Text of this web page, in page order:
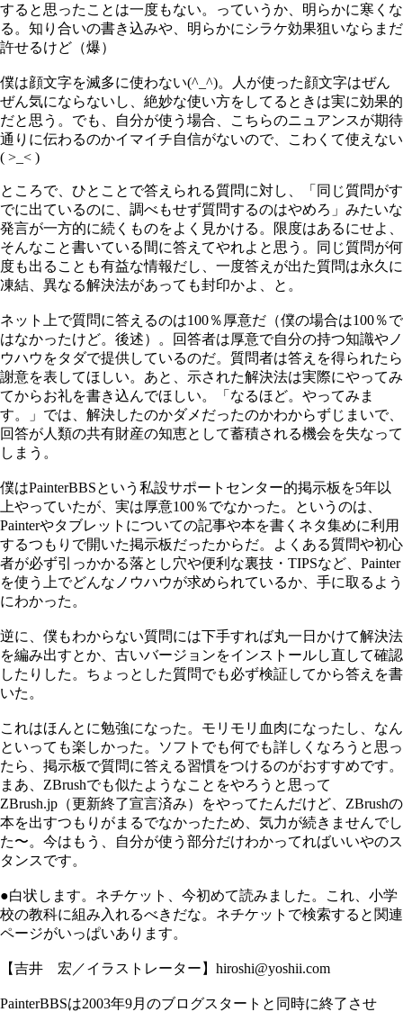
すると思ったことは一度もない。っていうか、明らかに寒くな
る。知り合いの書き込みや、明らかにシラケ効果狙いならまだ
許せるけど（爆）
僕は顔文字を滅多に使わない(^_^)。人が使った顔文字はぜん
ぜん気にならないし、絶妙な使い方をしてるときは実に効果的
だと思う。でも、自分が使う場合、こちらのニュアンスが期待
通りに伝わるのかイマイチ自信がないので、こわくて使えない
( >_< )
ところで、ひとことで答えられる質問に対し、「同じ質問がす
でに出ているのに、調べもせず質問するのはやめろ」みたいな
発言が一方的に続くものをよく見かける。限度はあるにせよ、
そんなこと書いている間に答えてやれよと思う。同じ質問が何
度も出ることも有益な情報だし、一度答えが出た質問は永久に
凍結、異なる解決法があっても封印かよ、と。
ネット上で質問に答えるのは100％厚意だ（僕の場合は100％で
はなかったけど。後述）。回答者は厚意で自分の持つ知識やノ
ウハウをタダで提供しているのだ。質問者は答えを得られたら
謝意を表してほしい。あと、示された解決法は実際にやってみ
てからお礼を書き込んでほしい。「なるほど。やってみま
す。」では、解決したのかダメだったのかわからずじまいで、
回答が人類の共有財産の知恵として蓄積される機会を失なって
しまう。
僕はPainterBBSという私設サポートセンター的掲示板を5年以
上やっていたが、実は厚意100％でなかった。というのは、
Painterやタブレットについての記事や本を書くネタ集めに利用
するつもりで開いた掲示板だったからだ。よくある質問や初心
者が必ず引っかかる落とし穴や便利な裏技・TIPSなど、Painter
を使う上でどんなノウハウが求められているか、手に取るよう
にわかった。
逆に、僕もわからない質問には下手すれば丸一日かけて解決法
を編み出すとか、古いバージョンをインストールし直して確認
したりした。ちょっとした質問でも必ず検証してから答えを書
いた。
これはほんとに勉強になった。モリモリ血肉になったし、なん
といっても楽しかった。ソフトでも何でも詳しくなろうと思っ
たら、掲示板で質問に答える習慣をつけるのがおすすめです。
まあ、ZBrushでも似たようなことをやろうと思って
ZBrush.jp（更新終了宣言済み）をやってたんだけど、ZBrushの
本を出すつもりがまるでなかったため、気力が続きませんでし
た〜。今はもう、自分が使う部分だけわかってればいいやのス
タンスです。
●白状します。ネチケット、今初めて読みました。これ、小学
校の教科に組み入れるべきだな。ネチケットで検索すると関連
ページがいっぱいあります。
【吉井 宏／イラストレーター】hiroshi@yoshii.com
PainterBBSは2003年9月のブログスタートと同時に終了させ